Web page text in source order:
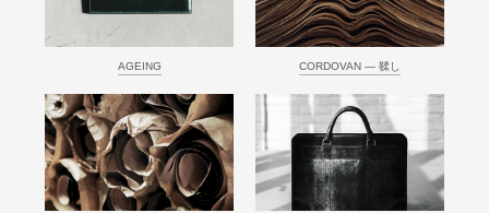
AGEING CORDOVAN ― 鞣し